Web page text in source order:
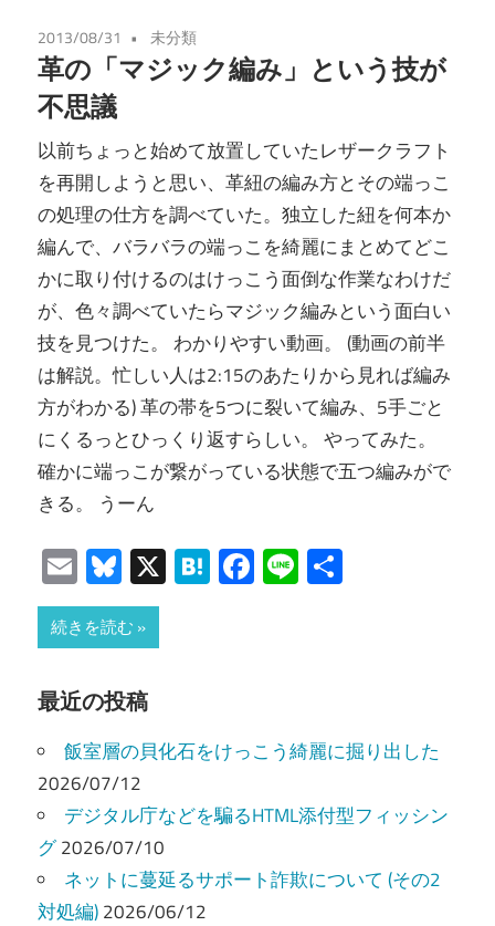
2013/08/31 未分類
革の「マジック編み」という技が
不思議
以前ちょっと始めて放置していたレザークラフト
を再開しようと思い、革紐の編み方とその端っこ
の処理の仕方を調べていた。独立した紐を何本か
編んで、バラバラの端っこを綺麗にまとめてどこ
かに取り付けるのはけっこう面倒な作業なわけだ
が、色々調べていたらマジック編みという面白い
技を見つけた。 わかりやすい動画。 (動画の前半
は解説。忙しい人は2:15のあたりから見れば編み
方がわかる) 革の帯を5つに裂いて編み、5手ごと
にくるっとひっくり返すらしい。 やってみた。
確かに端っこが繋がっている状態で五つ編みがで
きる。 うーん
EmailBluesky
X Hatena
Facebook
Line
続きを読む
最近の投稿
飯室層の貝化石をけっこう綺麗に掘り出した
2026/07/12
デジタル庁などを騙るHTML添付型フィッシン
グ2026/07/10
ネットに蔓延るサポート詐欺について (その2
対処編)2026/06/12